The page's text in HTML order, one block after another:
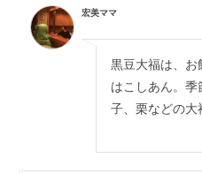
宏美ママ
黒豆大福は、お
はこしあん。季
子、栗などの大